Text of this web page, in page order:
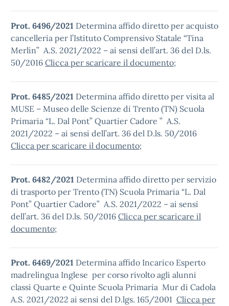
Prot. 6496/2021 Determina affido diretto per acquisto
cancelleria per l’Istituto Comprensivo Statale “Tina
Merlin” A.S. 2021/2022 – ai sensi dell’art. 36 del D.ls.
50/2016 Clicca per scaricare il documento;
Prot. 6485/2021 Determina affido diretto per visita al
MUSE – Museo delle Scienze di Trento (TN) Scuola
Primaria “L. Dal Pont” Quartier Cadore ” A.S.
2021/2022 – ai sensi dell’art. 36 del D.ls. 50/2016
Clicca per scaricare il documento;
Prot. 6482/2021 Determina affido diretto per servizio
di trasporto per Trento (TN) Scuola Primaria “L. Dal
Pont” Quartier Cadore” A.S. 2021/2022 – ai sensi
dell’art. 36 del D.ls. 50/2016 Clicca per scaricare il
documento;
Prot. 6469/2021 Determina affido Incarico Esperto
madrelingua Inglese per corso rivolto agli alunni
classi Quarte e Quinte Scuola Primaria Mur di Cadola
A.S. 2021/2022 ai sensi del D.lgs. 165/2001 Clicca per